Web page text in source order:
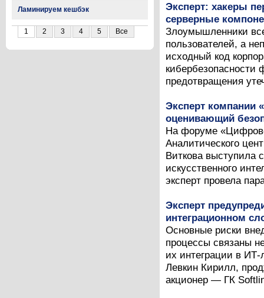
Ламинируем кешбэк
1 2 3 4 5 Все
Эксперт: хакеры
серверные
Злоумышленники
пользователей, а
исходный код
кибербезопасности
предотвращения
Эксперт компании
оценивающий
На форуме
Аналитического
Виткова выступила
искусственного
эксперт провела
Эксперт
интеграционном
Основные риски
процессы связаны
их интеграции в
Левкин Кирилл,
акционер — ГК